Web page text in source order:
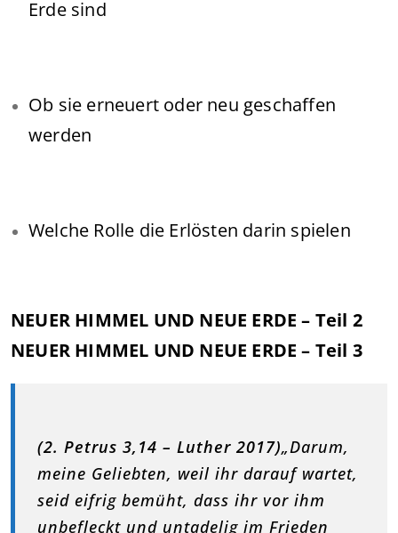
Erde sind
Ob sie erneuert oder neu geschaffen
werden
Welche Rolle die Erlösten darin spielen
NEUER HIMMEL UND NEUE ERDE – Teil 2
NEUER HIMMEL UND NEUE ERDE – Teil 3
(2. Petrus 3,14 – Luther 2017)„Darum,
meine Geliebten, weil ihr darauf wartet,
seid eifrig bemüht, dass ihr vor ihm
unbefleckt und untadelig im Frieden